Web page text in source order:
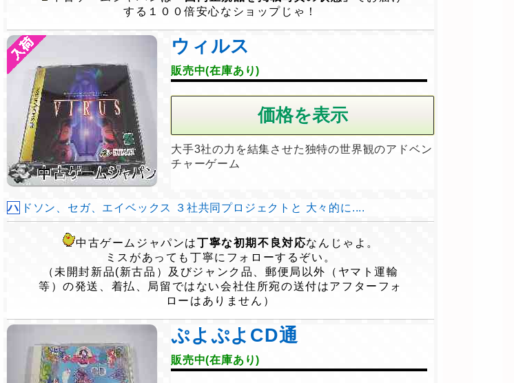
する１００倍安心なショップじゃ！
ウィルス
販売中(在庫あり)
大手3社の力を結集させた独特の世界観のアドベン
チャーゲーム
ハドソン、セガ、エイベックス ３社共同プロジェクトと 大々的に....
中古ゲームジャパンは丁寧な初期不良対応なんじゃよ。
ミスがあっても丁寧にフォローするぞい。
（未開封新品(新古品）及びジャンク品、郵便局以外（ヤマト運輸
等）の発送、着払、局留ではない会社住所宛の送付はアフターフォ
ローはありません）
ぷよぷよCD通
販売中(在庫あり)